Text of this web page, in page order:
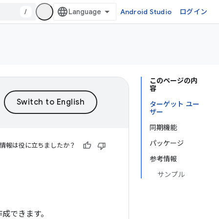
/ Android Studio ログイン
このページの内
容
ターゲット ユー
ザー
同期機能
パッケージ
参考情報
サンプル
報は役に立ちましたか？
できます。